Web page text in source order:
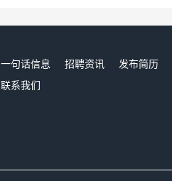
一句话信息 招聘资讯 发布简历
联系我们